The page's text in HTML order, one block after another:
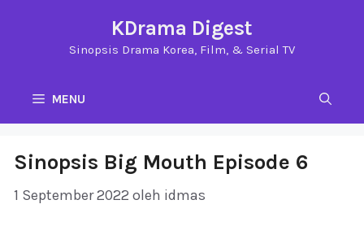
KDrama Digest
Sinopsis Drama Korea, Film, & Serial TV
MENU
Sinopsis Big Mouth Episode 6
1 September 2022 oleh idmas